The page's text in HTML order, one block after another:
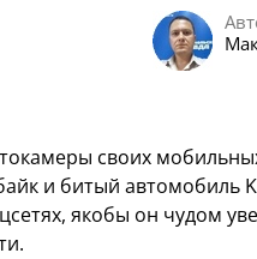
своих
и битый автомобиль
якобы он чудом